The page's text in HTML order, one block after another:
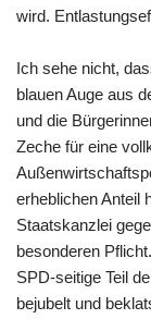
wird.
Ich sehe nicht,
blauen Auge aus
und die
Zeche für eine
erheblichen Anteil
Staatskanzlei
besonderen
SPD-seitige Teil
bejubelt und